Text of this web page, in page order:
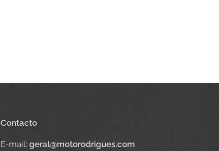
Contacto
E-mail: geral@motorodrigues.com